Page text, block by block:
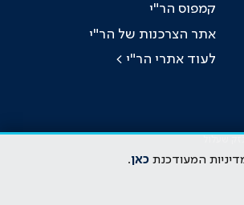
קמפוס הר"י
אתר הצרכנות של הר"י
לעוד אתרי הר"י >
המעודכנת כאן.